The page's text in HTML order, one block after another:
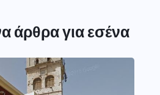
άρθρα για εσένα